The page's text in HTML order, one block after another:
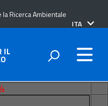
Ricerca Ambientale
lingua
ITA
IL